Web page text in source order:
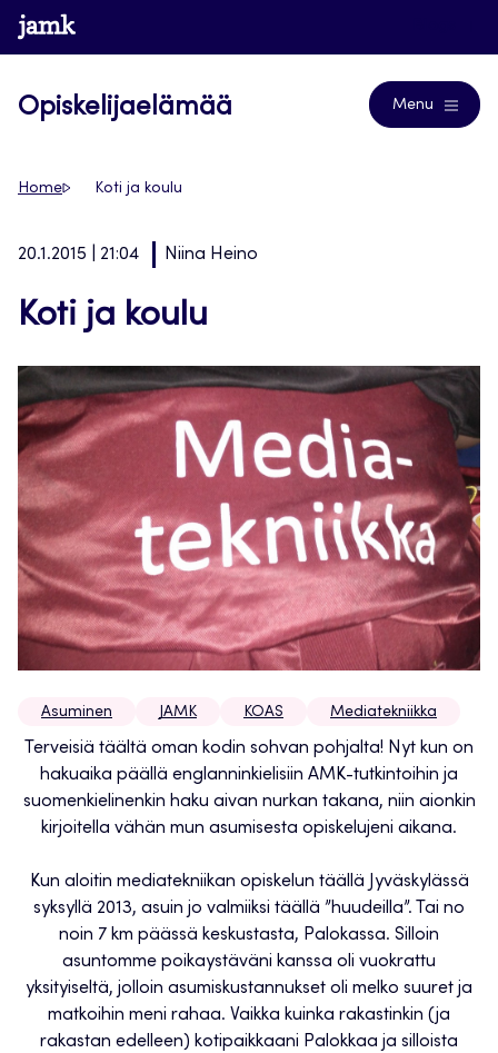
Siirry
suoraan
www.jamk.fi
Opiskelijaelämää Menu
Home Koti ja koulu
20.1.2015 | 21:04 Niina Heino
Koti ja koulu
Asuminen JAMK KOAS Mediatekniikka
Terveisiä täältä oman kodin sohvan pohjalta! Nyt kun on
hakuaika päällä englanninkielisiin AMK-tutkintoihin ja
suomenkielinenkin haku aivan nurkan takana, niin aionkin
kirjoitella vähän mun asumisesta opiskelujeni aikana.
Kun aloitin mediatekniikan opiskelun täällä Jyväskylässä
syksyllä 2013, asuin jo valmiiksi täällä ”huudeilla”. Tai no
noin 7 km päässä keskustasta, Palokassa. Silloin
asuntomme poikaystäväni kanssa oli vuokrattu
yksityiseltä, jolloin asumiskustannukset oli melko suuret ja
matkoihin meni rahaa. Vaikka kuinka rakastinkin (ja
rakastan edelleen) kotipaikkaani Palokkaa ja silloista